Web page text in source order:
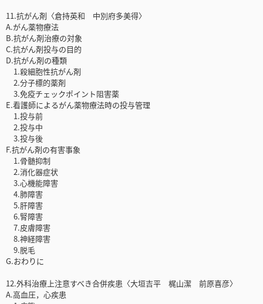
11.抗がん剤〈倉持英和 中別府多美得〉
A.がん薬物療法
B.抗がん剤治療の対象
C.抗がん剤投与の目的
D.抗がん剤の種類
1.殺細胞性抗がん剤
2.分子標的薬剤
3.免疫チェックポイント阻害薬
E.看護師によるがん薬物療法時の投与管理
1.投与前
2.投与中
3.投与後
F.抗がん剤の有害事象
1.骨髄抑制
2.消化器症状
3.心機能障害
4.肺障害
5.肝障害
6.腎障害
7.皮膚障害
8.神経障害
9.脱毛
G.おわりに
12.外科治療上注意すべき合併疾患〈大垣吉平 梶山潔 前原喜彦〉
A.高血圧，心疾患